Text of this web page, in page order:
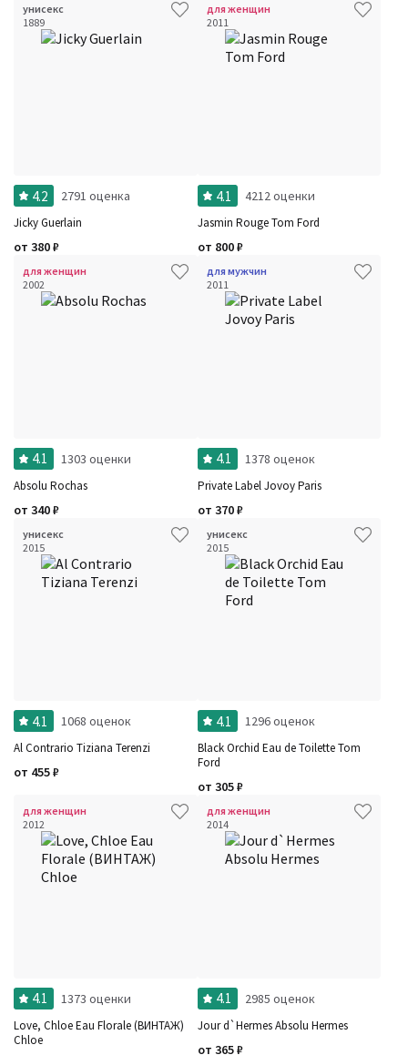
унисекс
1889
4.2 2791 оценка
Jicky Guerlain
от 380₽
для женщин
2011
4.1 4212 оценки
Jasmin Rouge Tom Ford
от 800₽
для женщин
2002
4.1 1303 оценки
Absolu Rochas
от 340₽
для мужчин
2011
4.1 1378 оценок
Private Label Jovoy Paris
от 370₽
унисекс
2015
4.1 1068 оценок
Al Contrario Tiziana Terenzi
от 455₽
унисекс
2015
4.1 1296 оценок
Black Orchid Eau de Toilette Tom
Ford
от 305₽
для женщин
2012
4.1 1373 оценки
Love, Chloe Eau Florale (ВИНТАЖ)
Chloe
для женщин
2014
4.1 2985 оценок
Jour d`Hermes Absolu Hermes
от 365₽